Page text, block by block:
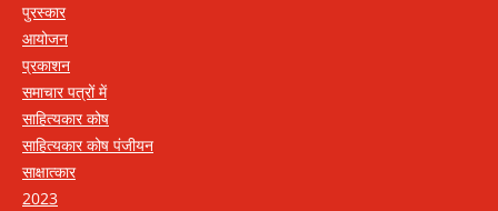
पुरस्कार
आयोजन
प्रकाशन
समाचार पत्रों में
साहित्यकार कोष
साहित्यकार कोष पंजीयन
साक्षात्कार
2023